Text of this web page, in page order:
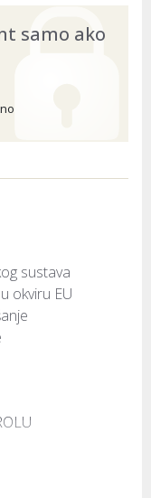
samo ako
sustava
okviru EU